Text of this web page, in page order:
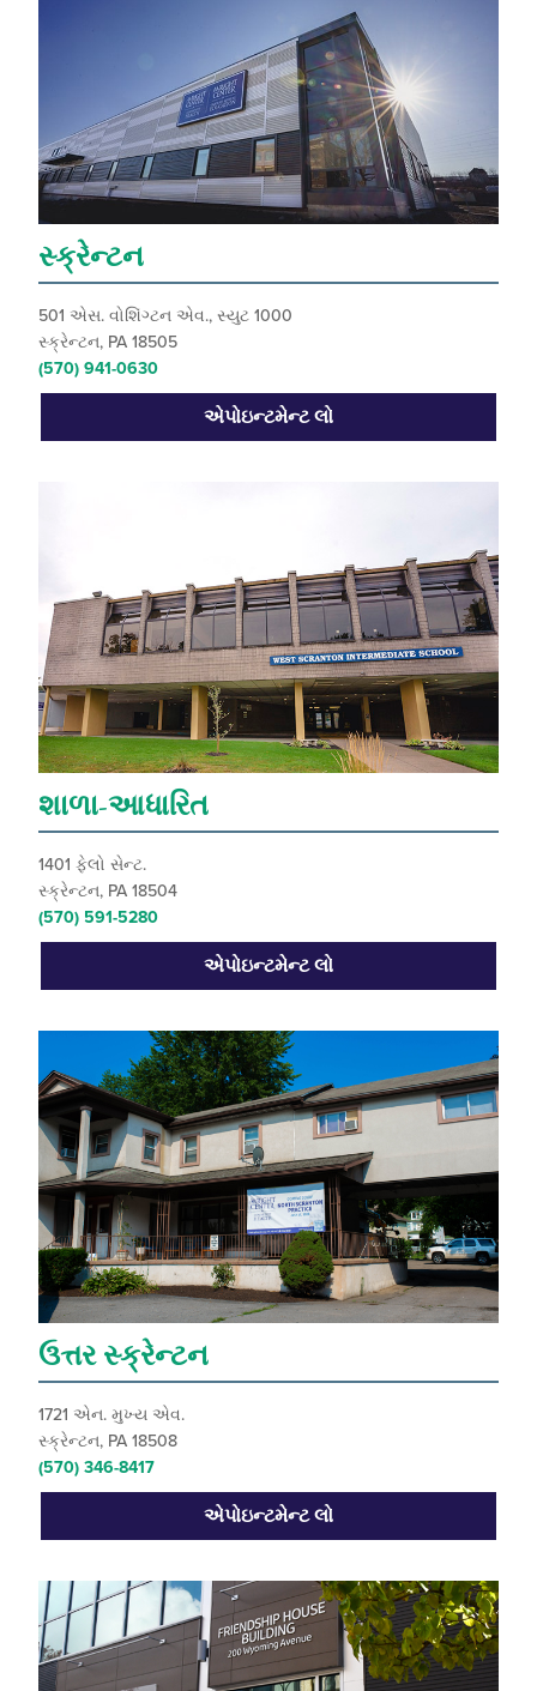
સ્ક્રેન્ટન
501 એસ. વોશિંગ્ટન એવ., સ્યુટ 1000
સ્ક્રેન્ટન, PA 18505
(570) 941-0630
એપોઇન્ટમેન્ટ લો
શાળા-આધારિત
1401 ફેલો સેન્ટ.
સ્ક્રેન્ટન, PA 18504
(570) 591-5280
એપોઇન્ટમેન્ટ લો
ઉત્તર સ્ક્રેન્ટન
1721 એન. મુખ્ય એવ.
સ્ક્રેન્ટન, PA 18508
(570) 346-8417
એપોઇન્ટમેન્ટ લો